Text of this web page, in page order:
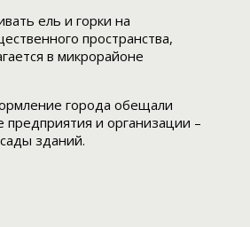
ель и горки на
пространства,
в микрорайоне
города обещали
предприятия и организации –
зданий.